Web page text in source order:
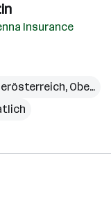
Insurance
, Oberösterreich